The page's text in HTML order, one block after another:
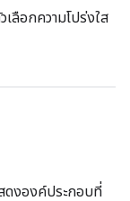
ลือกความโปร่งใส
ดงองค์ประกอบที่